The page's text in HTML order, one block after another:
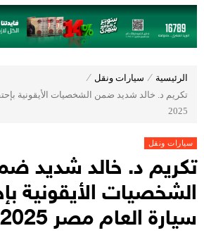
الرئيسية ⁄ سيارات ونقل ⁄
تكريم د. خالد شديد ضمن الشخصيات الأيقونية
2025
سيارات ونقل
تكريم د. خالد شديد
الشخصيات الأيقونية
سيارة العام مصر 2025